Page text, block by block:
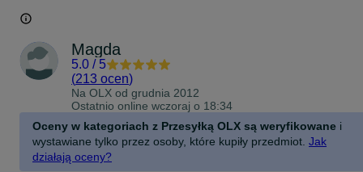
Magda
5.0 / 5
(213 ocen)
Na OLX od grudnia 2012
Ostatnio online wczoraj o 18:34
Oceny w kategoriach z Przesyłką OLX są weryfikowane i
wystawiane tylko przez osoby, które kupiły przedmiot. Jak
działają oceny?